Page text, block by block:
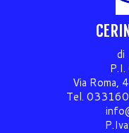
di
Via Roma,
Tel.